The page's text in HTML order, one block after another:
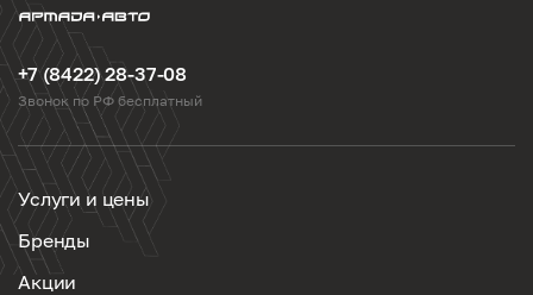
+7 (8422) 28-37-08
Звонок по РФ бесплатный
Услуги и цены
Бренды
Акции